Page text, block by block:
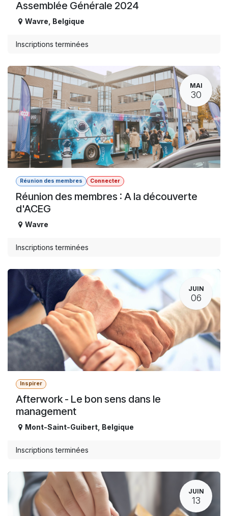
Assemblée Générale 2024
Wavre Belgique
Inscriptions terminées
MAI
30
Réunion des membres Connecter
Réunion des membres : A la découverte
d'ACEG
Wavre
Inscriptions terminées
JUIN
06
Inspirer
Afterwork - Le bon sens dans le
management
Mont-Saint-Guibert Belgique
Inscriptions terminées
JUIN
13